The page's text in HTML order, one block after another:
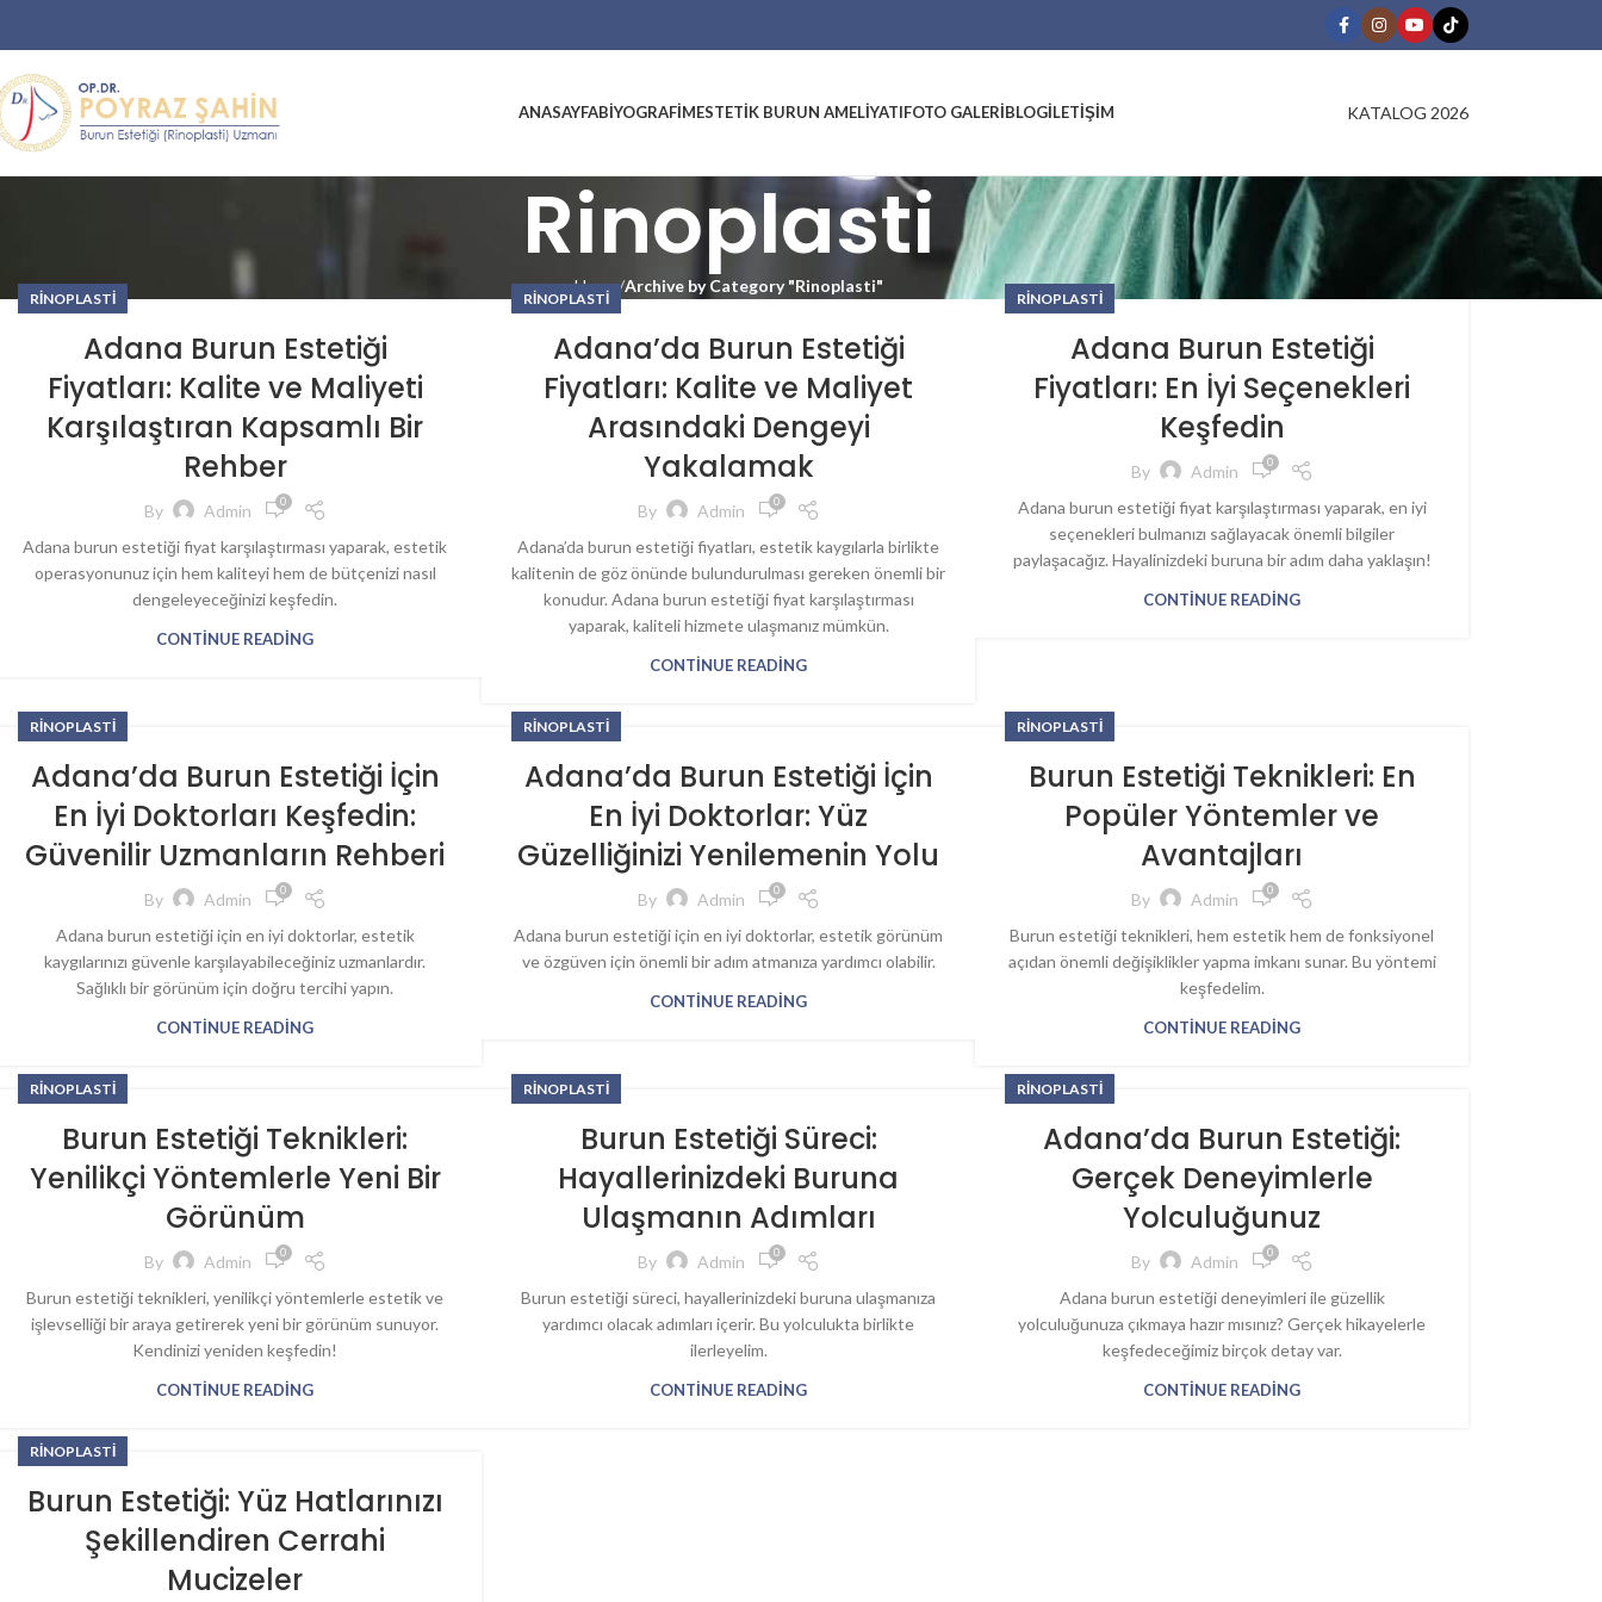
ANASAYFABIYOGRAFIMESTETIK BURUN AMELIYATIFOTO GALERIBLOGİLETIŞIM KATALOG 2026
Rinoplasti
Home Archive by Category "Rinoplasti"
RINOPLASTI
Adana Burun Estetiği
Fiyatları: Kalite ve Maliyeti
Karşılaştıran Kapsamlı Bir
Rehber
By Admin 0
Adana burun estetiği fiyat karşılaştırması yaparak, estetik
operasyonunuz için hem kaliteyi hem de bütçenizi nasıl
dengeleyeceğinizi keşfedin.
CONTINUE READING
RINOPLASTI
Adana’da Burun Estetiği
Fiyatları: Kalite ve Maliyet
Arasındaki Dengeyi
Yakalamak
By Admin 0
Adana’da burun estetiği fiyatları, estetik kaygılarla birlikte
kalitenin de göz önünde bulundurulması gereken önemli bir
konudur. Adana burun estetiği fiyat karşılaştırması
yaparak, kaliteli hizmete ulaşmanız mümkün.
CONTINUE READING
RINOPLASTI
Adana Burun Estetiği
Fiyatları: En İyi Seçenekleri
Keşfedin
By Admin 0
Adana burun estetiği fiyat karşılaştırması yaparak, en iyi
seçenekleri bulmanızı sağlayacak önemli bilgiler
paylaşacağız. Hayalinizdeki buruna bir adım daha yaklaşın!
CONTINUE READING
RINOPLASTI
Adana’da Burun Estetiği İçin
En İyi Doktorları Keşfedin:
Güvenilir Uzmanların Rehberi
By Admin 0
Adana burun estetiği için en iyi doktorlar, estetik
kaygılarınızı güvenle karşılayabileceğiniz uzmanlardır.
Sağlıklı bir görünüm için doğru tercihi yapın.
CONTINUE READING
RINOPLASTI
Adana’da Burun Estetiği İçin
En İyi Doktorlar: Yüz
Güzelliğinizi Yenilemenin Yolu
By Admin 0
Adana burun estetiği için en iyi doktorlar, estetik görünüm
ve özgüven için önemli bir adım atmanıza yardımcı olabilir.
CONTINUE READING
RINOPLASTI
Burun Estetiği Teknikleri: En
Popüler Yöntemler ve
Avantajları
By Admin 0
Burun estetiği teknikleri, hem estetik hem de fonksiyonel
açıdan önemli değişiklikler yapma imkanı sunar. Bu yöntemi
keşfedelim.
CONTINUE READING
RINOPLASTI
Burun Estetiği Teknikleri:
Yenilikçi Yöntemlerle Yeni Bir
Görünüm
By Admin 0
Burun estetiği teknikleri, yenilikçi yöntemlerle estetik ve
işlevselliği bir araya getirerek yeni bir görünüm sunuyor.
Kendinizi yeniden keşfedin!
CONTINUE READING
RINOPLASTI
Burun Estetiği Süreci:
Hayallerinizdeki Buruna
Ulaşmanın Adımları
By Admin 0
Burun estetiği süreci, hayallerinizdeki buruna ulaşmanıza
yardımcı olacak adımları içerir. Bu yolculukta birlikte
ilerleyelim.
CONTINUE READING
RINOPLASTI
Adana’da Burun Estetiği:
Gerçek Deneyimlerle
Yolculuğunuz
By Admin 0
Adana burun estetiği deneyimleri ile güzellik
yolculuğunuza çıkmaya hazır mısınız? Gerçek hikayelerle
keşfedeceğimiz birçok detay var.
CONTINUE READING
RINOPLASTI
Burun Estetiği: Yüz Hatlarınızı
Şekillendiren Cerrahi
Mucizeler